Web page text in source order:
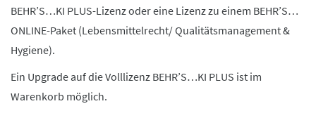
BEHR’S…KI PLUS-Lizenz oder eine Lizenz zu einem BEHR’S…
ONLINE-Paket (Lebensmittelrecht/ Qualitätsmanagement &
Hygiene).
Ein Upgrade auf die Volllizenz BEHR’S…KI PLUS ist im
Warenkorb möglich.